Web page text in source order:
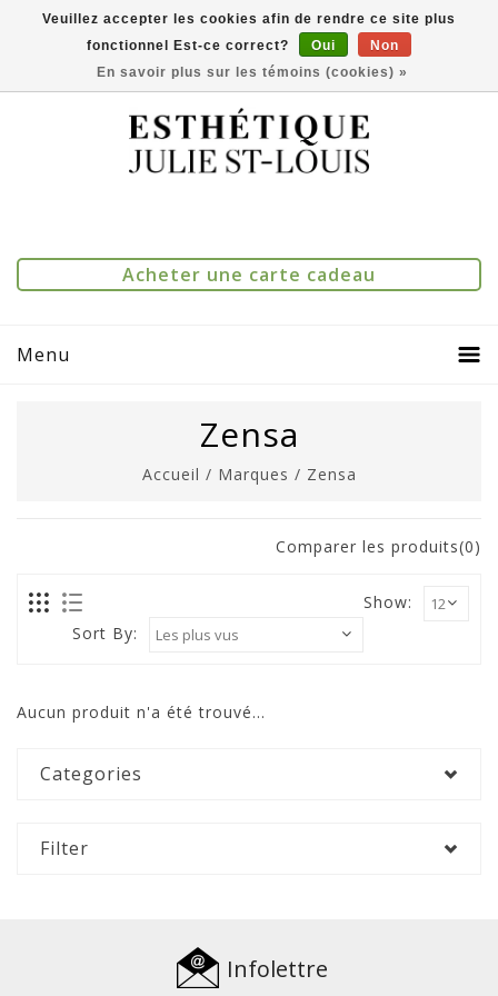
Comparer(0)
Acheter une carte cadeau
Menu
Zensa
Accueil / Marques / Zensa
Comparer les produits(0)
Show:
Sort By:
Aucun produit n'a été trouvé...
Categories
Filter
Infolettre
Veuillez accepter les cookies afin de rendre ce site plus
fonctionnel Est-ce correct?
Oui
Non
En savoir plus sur les témoins (cookies) »